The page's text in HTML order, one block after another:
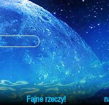
Fajne rzeczy!